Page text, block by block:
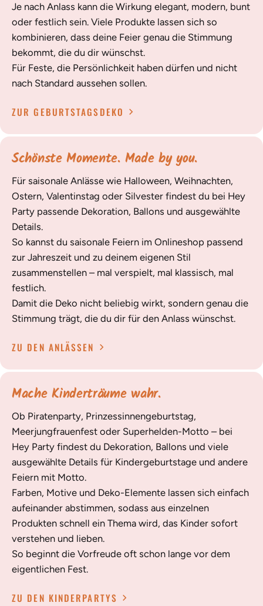
Je nach Anlass kann die Wirkung elegant, modern, bunt
oder festlich sein. Viele Produkte lassen sich so
kombinieren, dass deine Feier genau die Stimmung
bekommt, die du dir wünschst.
Für Feste, die Persönlichkeit haben dürfen und nicht
nach Standard aussehen sollen.
ZUR GEBURTSTAGSDEKO
Schönste Momente. Made by you.
Für saisonale Anlässe wie Halloween, Weihnachten,
Ostern, Valentinstag oder Silvester findest du bei Hey
Party passende Dekoration, Ballons und ausgewählte
Details.
So kannst du saisonale Feiern im Onlineshop passend
zur Jahreszeit und zu deinem eigenen Stil
zusammenstellen – mal verspielt, mal klassisch, mal
festlich.
Damit die Deko nicht beliebig wirkt, sondern genau die
Stimmung trägt, die du dir für den Anlass wünschst.
ZU DEN ANLÄSSEN
Mache Kinderträume wahr.
Ob Piratenparty, Prinzessinnengeburtstag,
Meerjungfrauenfest oder Superhelden-Motto – bei
Hey Party findest du Dekoration, Ballons und viele
ausgewählte Details für Kindergeburtstage und andere
Feiern mit Motto.
Farben, Motive und Deko-Elemente lassen sich einfach
aufeinander abstimmen, sodass aus einzelnen
Produkten schnell ein Thema wird, das Kinder sofort
verstehen und lieben.
So beginnt die Vorfreude oft schon lange vor dem
eigentlichen Fest.
ZU DEN KINDERPARTYS